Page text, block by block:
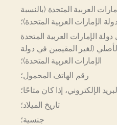
العربية المتحدة (بالنسبة
الإمارات العربية المتحدة)؛
الإمارات العربية المتحدة
(لغير المقيمين في دولة
الإمارات العربية المتحدة)؛
رقم الهاتف المحمول؛
الإلكتروني، إذا كان متاحًا؛
تاريخ الميلاد؛
جنسية؛